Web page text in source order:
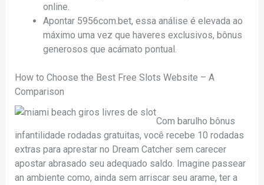
online.
Apontar 5956com.bet, essa análise é elevada ao
máximo uma vez que haveres exclusivos, bônus
generosos que acámato pontual.
How to Choose the Best Free Slots Website – A
Comparison
Com barulho bônus
infantilidade rodadas gratuitas, você recebe 10 rodadas
extras para aprestar no Dream Catcher sem carecer
apostar abrasado seu adequado saldo. Imagine passear
an ambiente como, ainda sem arriscar seu arame, ter a